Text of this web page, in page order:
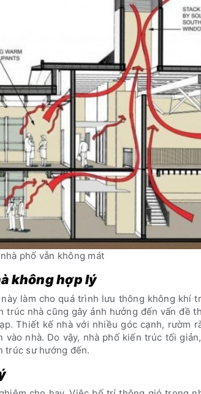
phố vẫn không mát
không hợp lý
làm cho quá trình lưu thông không khí
nhà cũng gây ảnh hưởng đến vấn đề
Thiết kế nhà với nhiều góc cạnh, rườm
nhà. Do vậy, nhà phố kiến trúc tối
trúc sư hướng đến.